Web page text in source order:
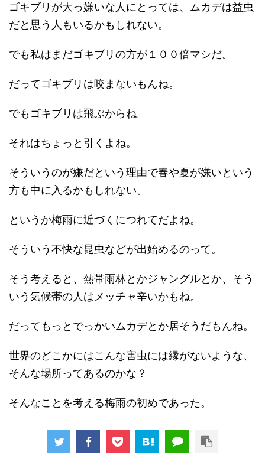
ゴキブリが大っ嫌いな人にとっては、ムカデは益虫
だと思う人もいるかもしれない。
でも私はまだゴキブリの方が１００倍マシだ。
だってゴキブリは咬まないもんね。
でもゴキブリは飛ぶからね。
それはちょっと引くよね。
そういうのが嫌だという理由で春や夏が嫌いという
方も中に入るかもしれない。
というか梅雨に近づくにつれてだよね。
そういう不快な昆虫などが出始めるのって。
そう考えると、熱帯雨林とかジャングルとか、そう
いう気候帯の人はメッチャ辛いかもね。
だってもっとでっかいムカデとか居そうだもんね。
世界のどこかにはこんな害虫には縁がないような、
そんな場所ってあるのかな？
そんなことを考える梅雨の初めであった。